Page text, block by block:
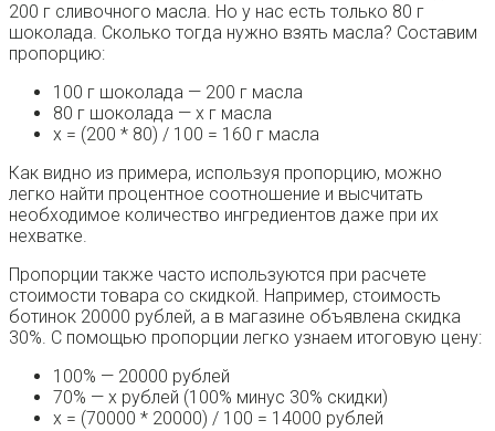
200 г сливочного масла. Но у нас есть только 80 г
шоколада. Сколько тогда нужно взять масла? Составим
пропорцию:
100 г шоколада — 200 г масла
80 г шоколада — х г масла
x = (200 * 80) / 100 = 160 г масла
Как видно из примера, используя пропорцию, можно
легко найти процентное соотношение и высчитать
необходимое количество ингредиентов даже при их
нехватке.
Пропорции также часто используются при расчете
стоимости товара со скидкой. Например, стоимость
ботинок 20000 рублей, а в магазине объявлена скидка
30%. С помощью пропорции легко узнаем итоговую цену:
100% — 20000 рублей
70% — х рублей (100% минус 30% скидки)
x = (70000 * 20000) / 100 = 14000 рублей